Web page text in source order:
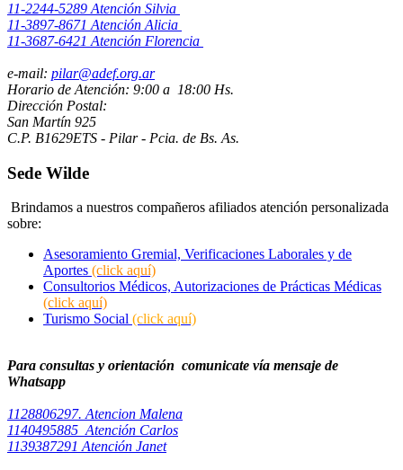
11-2244-5289 Atención Silvia
11-3897-8671 Atención Alicia
11-3687-6421 Atención Florencia
e-mail: pilar@adef.org.ar
Horario de Atención: 9:00 a 18:00 Hs.
Dirección Postal:
San Martín 925
C.P. B1629ETS - Pilar - Pcia. de Bs. As.
Sede Wilde
Brindamos a nuestros compañeros afiliados atención personalizada
sobre:
Asesoramiento Gremial, Verificaciones Laborales y de
Aportes (click aquí)
Consultorios Médicos, Autorizaciones de Prácticas Médicas
(click aquí)
Turismo Social (click aquí)
Para consultas y orientación comunicate vía mensaje de
Whatsapp
1128806297. Atencion Malena
1140495885 Atención Carlos
1139387291 Atención Janet